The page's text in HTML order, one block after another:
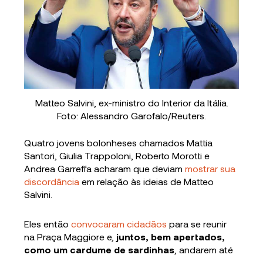
Matteo Salvini, ex-ministro do Interior da Itália.
Foto: Alessandro Garofalo/Reuters.
Quatro jovens bolonheses chamados Mattia
Santori, Giulia Trappoloni, Roberto Morotti e
Andrea Garreffa acharam que deviammostrar sua
discordância em relação às ideias de Matteo
Salvini.
Eles entãoconvocaram cidadãos para se reunir
na Praça Maggiore e, juntos, bem apertados,
como um cardume de sardinhas , andarem até